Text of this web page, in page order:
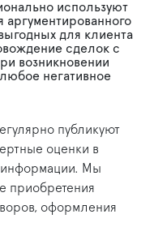
используют
аргументированного
для клиента
сделок с
возникновении
негативное
публикуют
оценки в
информации. Мы
приобретения
оформления